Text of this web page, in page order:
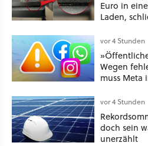
Euro in
Laden,
GameStar]
vor 4 Stunden
Wegen
muss Meta
vor 4 Stunden
doch sein
unerzählt